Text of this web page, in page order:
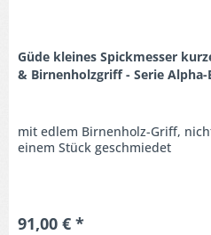
Güde kleines Spickmesser
& Birnenholzgriff - Serie Alpha-
mit edlem Birnenholz-Griff,
einem Stück geschmiedet
91,00 € *